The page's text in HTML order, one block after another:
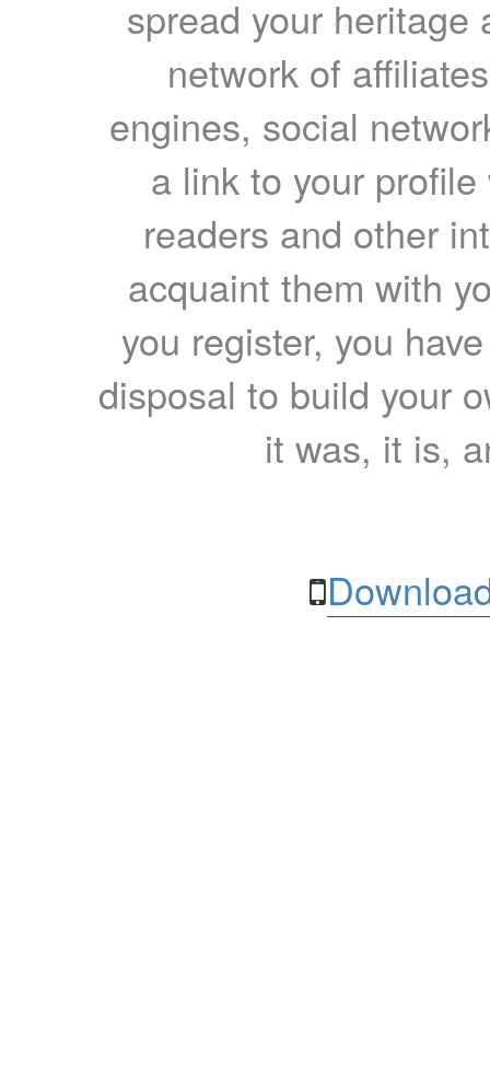
spread your heritage
network of
engines, social
a link to your
readers and other
acquaint them with
you register, you
disposal to build your
it was, it is,